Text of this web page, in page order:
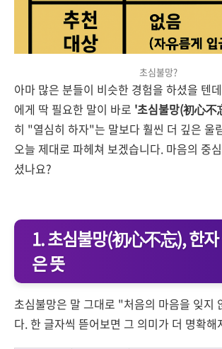
초심불망?
아마 많은 분들이 비슷한 경험을 하셨을 텐
에게 딱 필요한 말이 바로 '초심불망(初心不
히 "열심히 하자"는 말보다 훨씬 더 깊은 울
오늘 제대로 파헤쳐 보겠습니다. 마음의 중
셨나요?
1. 초심불망(初心不忘), 한
은 뜻
초심불망은 말 그대로 "처음의 마음을 잊지
다. 한 글자씩 뜯어보면 그 의미가 더 명확해